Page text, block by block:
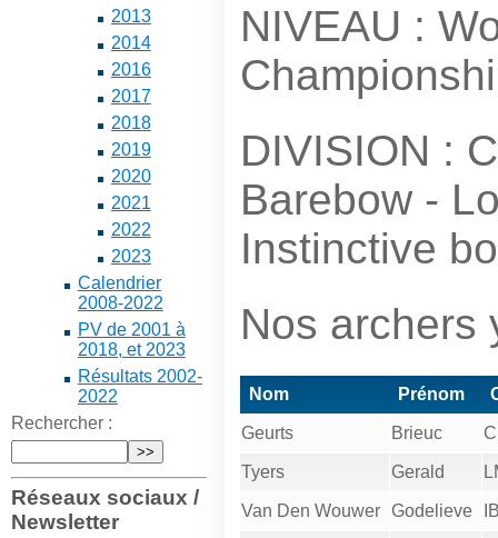
2013
2014
2016
2017
2018
2019
2020
2021
2022
2023
Calendrier
2008-2022
PV de 2001 à
2018, et 2023
Résultats 2002-
2022
Rechercher :
Réseaux sociaux /
Newsletter
NIVEAU :
DIVISION :
Barebow -
Instinctive
Nos archers
Nom Prénom
Geurts Brieuc
Tyers Gerald
Van Den Wouwer Godelieve